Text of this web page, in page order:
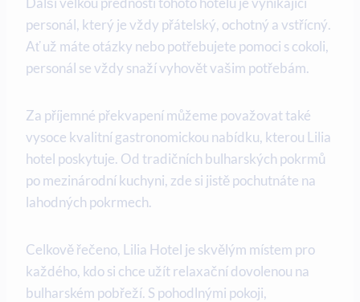
personál, který je vždy přátelský, ochotný a vstřícný.
Ať už máte otázky nebo potřebujete pomoci s cokoli,
personál se vždy snaží vyhovět vašim potřebám.
Za příjemné překvapení můžeme považovat také
vysoce kvalitní gastronomickou nabídku, kterou Lilia
hotel poskytuje. Od tradičních bulharských pokrmů
po mezinárodní kuchyni, zde si jistě pochutnáte na
lahodných pokrmech.
Celkově řečeno, Lilia Hotel je skvělým místem pro
každého, kdo si chce užít relaxační dovolenou na
bulharském pobřeží. S pohodlnými pokoji,